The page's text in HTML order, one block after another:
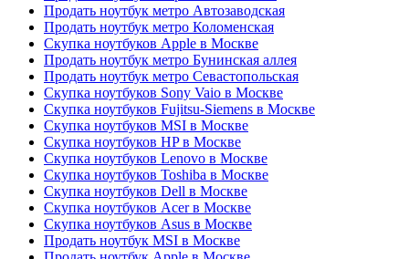
Продать ноутбук метро Автозаводская
Продать ноутбук метро Коломенская
Скупка ноутбуков Apple в Москве
Продать ноутбук метро Бунинская аллея
Продать ноутбук метро Севастопольская
Скупка ноутбуков Sony Vaio в Москве
Скупка ноутбуков Fujitsu-Siemens в Москве
Скупка ноутбуков MSI в Москве
Скупка ноутбуков HP в Москве
Скупка ноутбуков Lenovo в Москве
Скупка ноутбуков Toshiba в Москве
Скупка ноутбуков Dell в Москве
Скупка ноутбуков Acer в Москве
Скупка ноутбуков Asus в Москве
Продать ноутбук MSI в Москве